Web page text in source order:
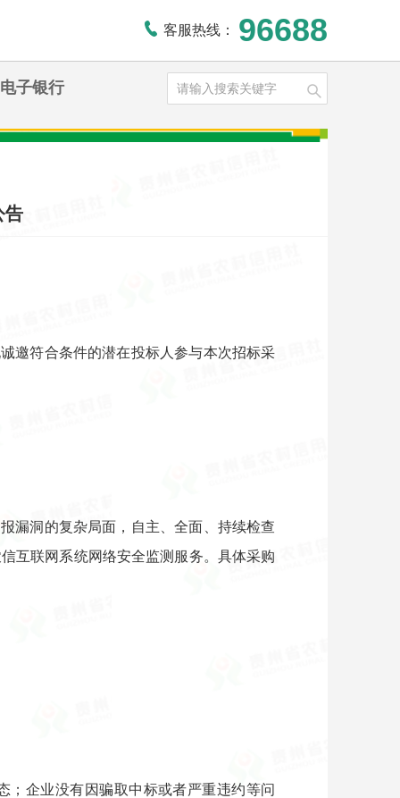
客服热线： 96688
电子银行
告
邀符合条件的潜在投标人参与本次招标采
漏洞的复杂局面，自主、全面、持续检查
互联网系统网络安全监测服务。具体采购
；企业没有因骗取中标或者严重违约等问